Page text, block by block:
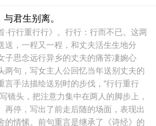
君生别离。
·行行重行行》。行行：行而不已。这两
送，一程又一程，和丈夫活生生地分
子思念远行异乡的丈夫的痛苦凄婉心
两句，写女主人公回忆当年送别丈夫的
言手法描绘送别时的步伐，“行行重行
镜头，把注意力集中在两人的脚步上，
再停，写出了前走后随的场面，表现出
的情愫。前句重言是继承了《诗经》的